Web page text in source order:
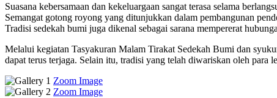
Suasana kebersamaan dan kekeluargaan sangat terasa selama
Semangat gotong royong yang ditunjukkan dalam pembangunan
Tradisi sedekah bumi juga dikenal sebagai sarana mempererat
Melalui kegiatan Tasyakuran Malam Tirakat Sedekah Bumi dan
dapat terus terjaga. Selain itu, tradisi yang telah diwariskan oleh para
Zoom Image
Zoom Image